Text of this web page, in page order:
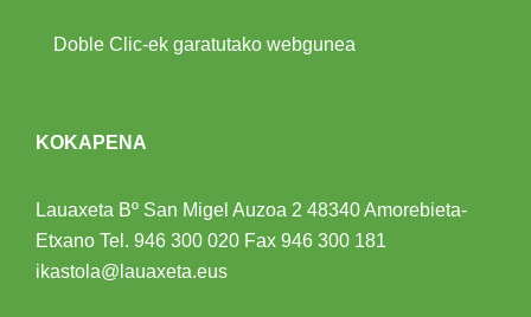
Doble Clic-ek garatutako webgunea
KOKAPENA
Lauaxeta Bº San Migel Auzoa 2 48340 Amorebieta-
Etxano Tel. 946 300 020 Fax 946 300 181
ikastola@lauaxeta.eus